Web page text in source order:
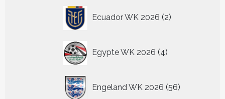
Ecuador WK 2026 2
producten
Egypte WK 2026 4
producten
Engeland WK 2026 56
producten